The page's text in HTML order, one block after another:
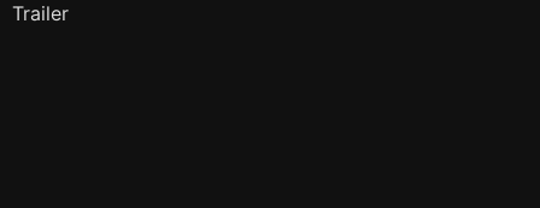
Trailer